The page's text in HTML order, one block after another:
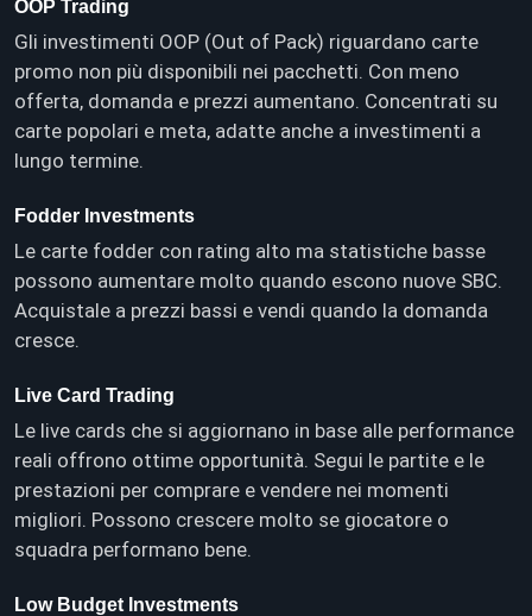
OOP Trading
Gli investimenti OOP (Out of Pack) riguardano carte
promo non più disponibili nei pacchetti. Con meno
offerta, domanda e prezzi aumentano. Concentrati su
carte popolari e meta, adatte anche a investimenti a
lungo termine.
Fodder Investments
Le carte fodder con rating alto ma statistiche basse
possono aumentare molto quando escono nuove SBC.
Acquistale a prezzi bassi e vendi quando la domanda
cresce.
Live Card Trading
Le live cards che si aggiornano in base alle performance
reali offrono ottime opportunità. Segui le partite e le
prestazioni per comprare e vendere nei momenti
migliori. Possono crescere molto se giocatore o
squadra performano bene.
Low Budget Investments